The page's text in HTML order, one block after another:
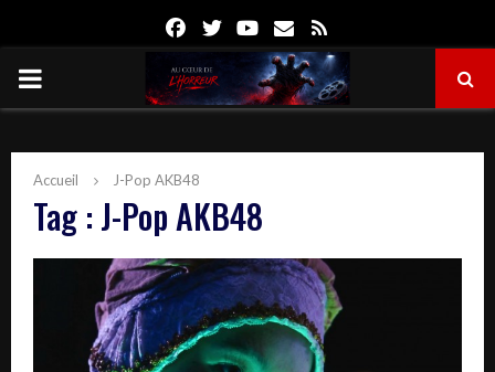
FacebookTwitterYoutube
Email
PRIMARY
Accueil J-Pop AKB48
Tag : J-Pop AKB48